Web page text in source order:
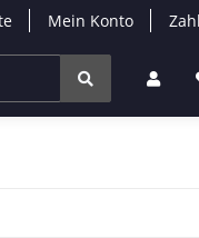
Mein Konto
Solarleuchten